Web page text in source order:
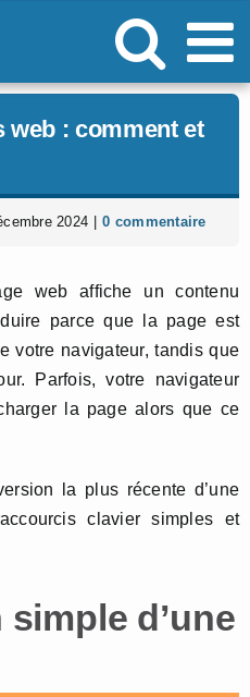
web : comment et
2024 0 commentaire
web affiche un contenu
parce que la page est
votre navigateur, tandis que
Parfois, votre navigateur
la page alors que ce
la plus récente d’une
clavier simples et
d’une